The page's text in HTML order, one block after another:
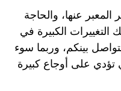
عنها، والحاجة
التغييرات الكبيرة في
بينكم، وربما سوء
تؤدي على أوجاع كبيرة